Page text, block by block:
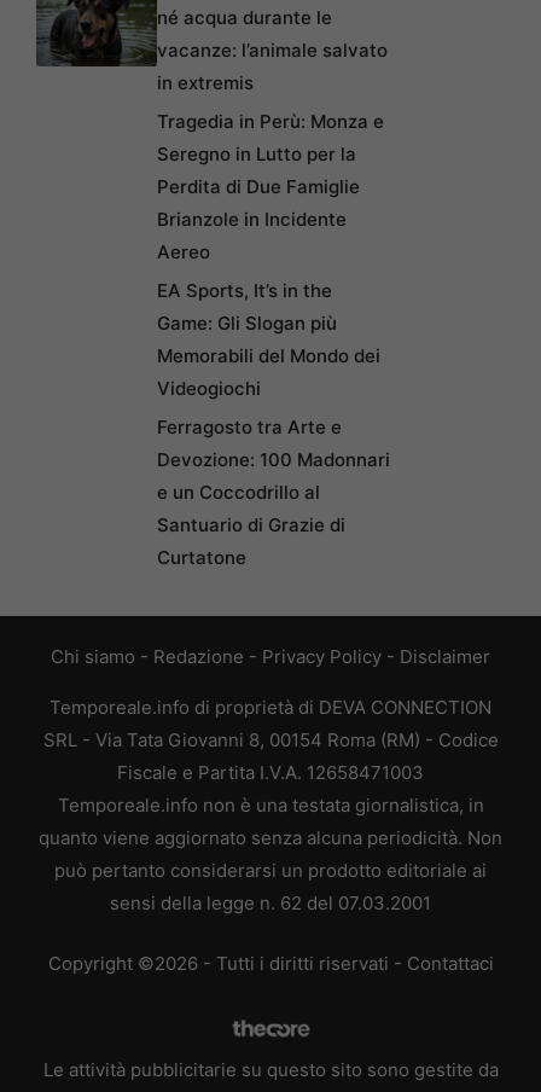
né acqua durante le
vacanze: l’animale salvato
in extremis
Tragedia in Perù: Monza e
Seregno in Lutto per la
Perdita di Due Famiglie
Brianzole in Incidente
Aereo
EA Sports, It’s in the
Game: Gli Slogan più
Memorabili del Mondo dei
Videogiochi
Ferragosto tra Arte e
Devozione: 100 Madonnari
e un Coccodrillo al
Santuario di Grazie di
Curtatone
Chi siamo - Redazione - Privacy Policy - Disclaimer
Temporeale.info di proprietà di DEVA CONNECTION
SRL - Via Tata Giovanni 8, 00154 Roma (RM) - Codice
Fiscale e Partita I.V.A. 12658471003
Temporeale.info non è una testata giornalistica, in
quanto viene aggiornato senza alcuna periodicità. Non
può pertanto considerarsi un prodotto editoriale ai
sensi della legge n. 62 del 07.03.2001
Copyright ©2026 - Tutti i diritti riservati - Contattaci
Le attività pubblicitarie su questo sito sono gestite da